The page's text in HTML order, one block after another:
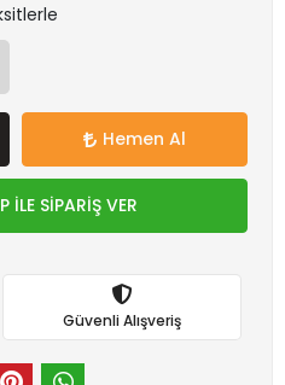
Hemen Al
İLE SİPARİŞ VER
Güvenli Alışveriş